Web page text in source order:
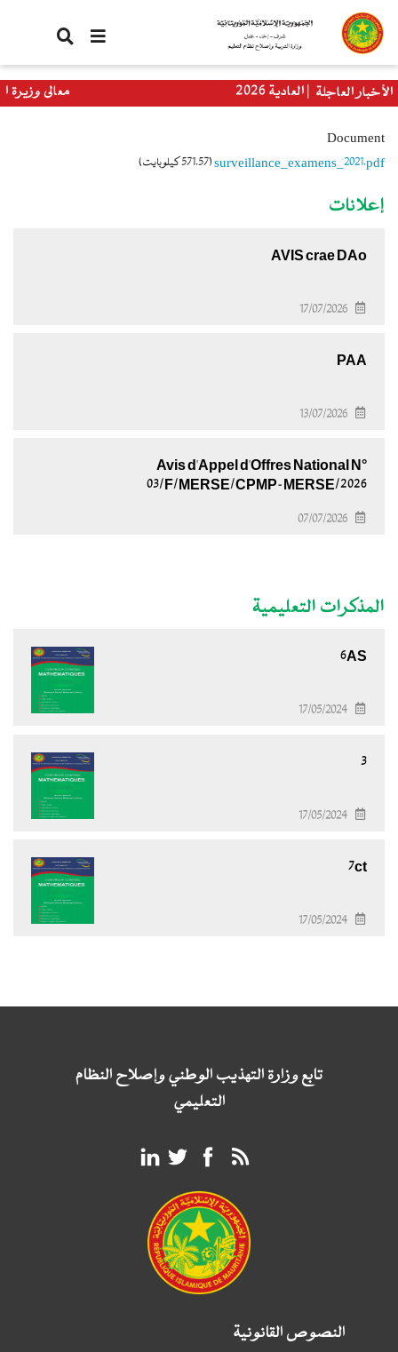
تجاوز
إلى
المحتوى
الرئيسي
الأخبار العاجلة
الدورة العادية 2026
معالي وزيرة
إعلانات
AVIS crae DAo
17/07/2026
PAA
13/07/2026
Avis d'Appel d'Offres National N°
03/F/MERSE/CPMP-MERSE/2026
07/07/2026
المذكرات التعليمية
6AS
17/05/2024
3
17/05/2024
7ct
17/05/2024
Document
surveillance_examens_2021.pdf(571.57 كيلوبايت)
تابع وزارة التهذيب الوطني وإصلاح النظام
التعليمي
النصوص القانونية